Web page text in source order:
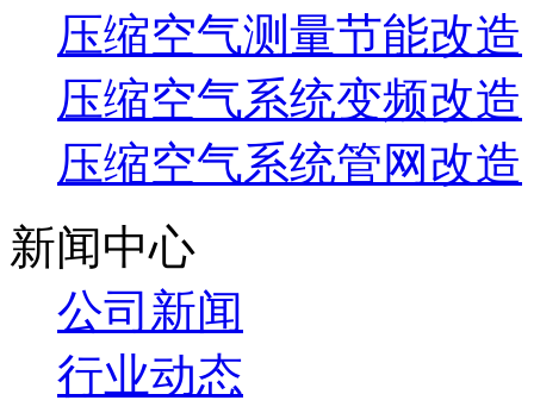
压缩空气测量节能改造
压缩空气系统变频改造
压缩空气系统管网改造
新闻中心
公司新闻
行业动态